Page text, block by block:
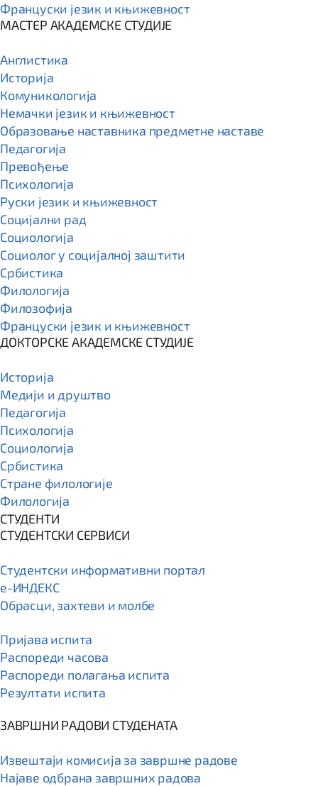
Француски језик и књижевност
МАСТЕР АКАДЕМСКЕ СТУДИЈЕ
Англистика
Историја
Комуникологија
Немачки језик и књижевност
Образовање наставника предметне наставе
Педагогија
Превођење
Психологија
Руски језик и књижевност
Социјални рад
Социологија
Социолог у социјалној заштити
Србистика
Филологија
Филозофија
Француски језик и књижевност
ДОКТОРСКЕ АКАДЕМСКЕ СТУДИЈЕ
Историја
Медији и друштво
Педагогија
Психологија
Социологија
Србистика
Стране филологије
Филологија
СТУДЕНТИ
СТУДЕНТСКИ СЕРВИСИ
Студентски информативни портал
e-ИНДЕКС
Обрасци, захтеви и молбе
Пријава испита
Распореди часова
Распореди полагања испита
Резултати испита
ЗАВРШНИ РАДОВИ СТУДЕНАТА
Извештаји комисија за завршне радове
Најаве одбрана завршних радова